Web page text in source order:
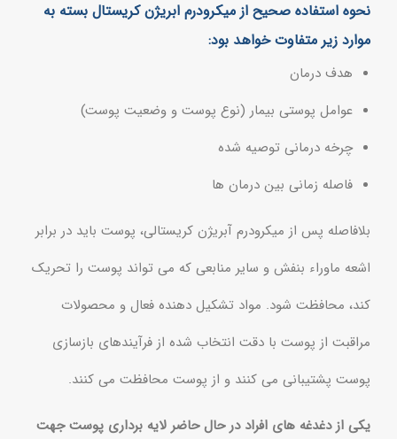
نحوه استفاده صحیح از میکرودرم ابریژن کریستال بسته به
موارد زیر متفاوت خواهد بود:
هدف درمان
عوامل پوستی بیمار (نوع پوست و وضعیت پوست)
چرخه درمانی توصیه شده
فاصله زمانی بین درمان ها
بلافاصله پس از میکرودرم آبریژن کریستالی، پوست باید در برابر
اشعه ماوراء بنفش و سایر منابعی که می تواند پوست را تحریک
کند، محافظت شود. مواد تشکیل دهنده فعال و محصولات
مراقبت از پوست با دقت انتخاب شده از فرآیندهای بازسازی
پوست پشتیبانی می کنند و از پوست محافظت می کنند.
یکی از دغدغه های افراد در حال حاضر لایه برداری پوست جهت